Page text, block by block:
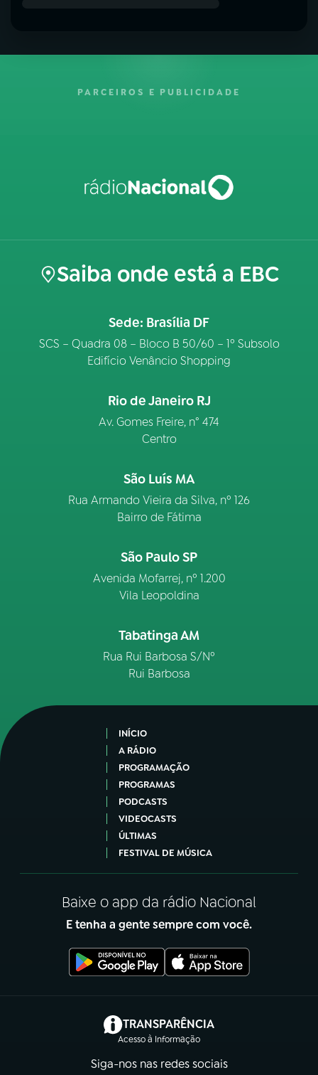
PARCEIROS E PUBLICIDADE
Saiba onde está a EBC
Sede: Brasília DF
SCS – Quadra 08 – Bloco B 50/60 – 1º Subsolo
Edifício Venâncio Shopping
Rio de Janeiro RJ
Av. Gomes Freire, n° 474
Centro
São Luís MA
Rua Armando Vieira da Silva, nº 126
Bairro de Fátima
São Paulo SP
Avenida Mofarrej, nº 1.200
Vila Leopoldina
Tabatinga AM
Rua Rui Barbosa S/Nº
Rui Barbosa
INÍCIO
A RÁDIO
PROGRAMAÇÃO
PROGRAMAS
PODCASTS
VIDEOCASTS
ÚLTIMAS
FESTIVAL DE MÚSICA
Baixe o app da rádio Nacional
E tenha a gente sempre com você.
TRANSPARÊNCIA
Acesso à Informação
(abre em nova aba)
Siga-nos nas redes sociais